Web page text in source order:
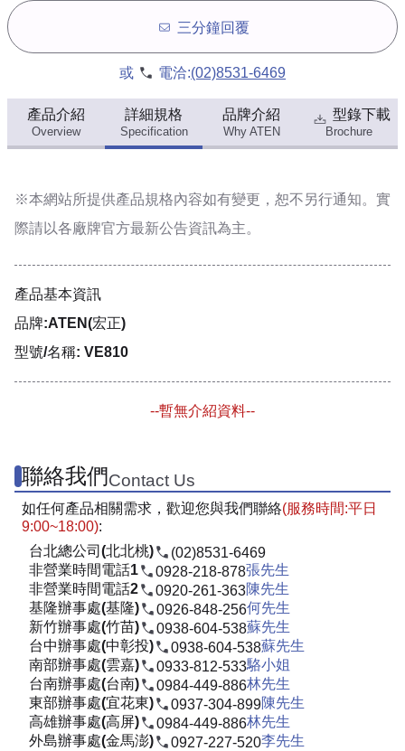
三分鐘回覆
或 電洽:(02)8531-6469
產品介紹
Overview
詳細規格
Specification
品牌介紹
Why ATEN
型錄下載
Brochure
※本網站所提供產品規格內容如有變更，恕不另行通知。實
際請以各廠牌官方最新公告資訊為主。
產品基本資訊
品牌:ATEN(宏正)
型號/名稱: VE810
--暫無介紹資料--
聯絡我們Contact Us
如任何產品相關需求，歡迎您與我們聯絡(服務時間:平日
9:00~18:00):
台北總公司(北北桃)
(02)8531-6469
非營業時間電話1
0928-218-878張先生
非營業時間電話2
0920-261-363陳先生
基隆辦事處(基隆)
0926-848-256何先生
新竹辦事處(竹苗)
0938-604-538蘇先生
台中辦事處(中彰投)
0938-604-538蘇先生
南部辦事處(雲嘉)
0933-812-533駱小姐
台南辦事處(台南)
0984-449-886林先生
東部辦事處(宜花東)
0937-304-899陳先生
高雄辦事處(高屏)
0984-449-886林先生
外島辦事處(金馬澎)
0927-227-520李先生